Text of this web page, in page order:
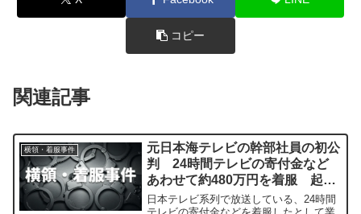
コピー
関連記事
横領・着服事件
元日本海テレビの幹部社員の初公
判 24時間テレビの寄付金など
あわせて約480万円を着服 起訴
内容を認める 鳥取県
日本テレビ系列で放送している、24時間